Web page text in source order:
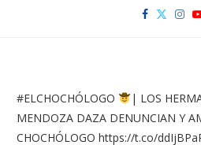
#ELCHOCHÓLOGO
| LOS
MENDOZA DAZA DENUNCIAN Y
CHOCHÓLOGO https://t.co/